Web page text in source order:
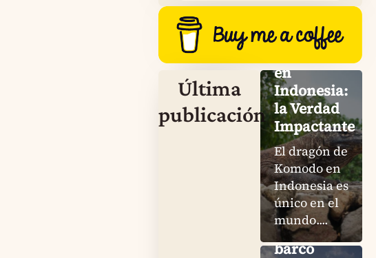
Última
publicación
Dragón de
Komodo
en
Indonesia:
la Verdad
Impactante
El dragón de
Komodo en
Indonesia es
único en el
mundo....
Komodo
Island
Trips: Mi
experiencia
honesta
en un
barco